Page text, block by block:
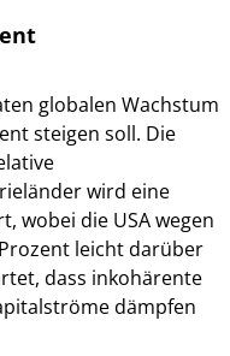
globalen Wachstum
steigen soll. Die
wird eine
wobei die USA wegen
leicht darüber
dass inkohärente
dämpfen